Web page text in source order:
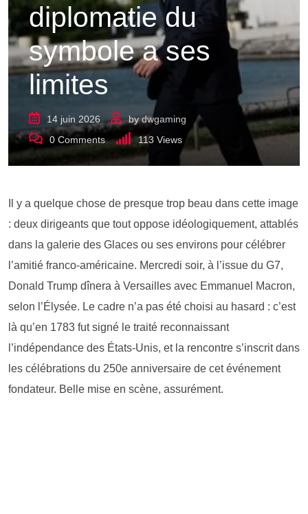
diplomatie du
symbole a ses
limites
14 juin 2026 bydwgaming
0 Comments 113 Views
Il y a quelque chose de presque trop beau dans cette image
: deux dirigeants que tout oppose idéologiquement, attablés
dans la galerie des Glaces ou ses environs pour célébrer
l’amitié franco-américaine. Mercredi soir, à l’issue du G7,
Donald Trump dînera à Versailles avec Emmanuel Macron,
selon l’Élysée. Le cadre n’a pas été choisi au hasard : c’est
là qu’en 1783 fut signé le traité reconnaissant
l’indépendance des États-Unis, et la rencontre s’inscrit dans
les célébrations du 250e anniversaire de cet événement
fondateur. Belle mise en scène, assurément.